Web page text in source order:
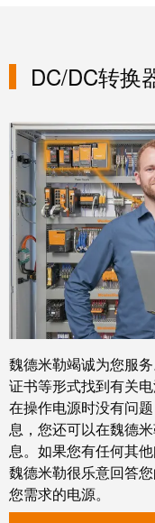
态
电
器
模
拟
信
号
处
理
电
源
电
子
外
壳
雷
司
闻
可
持
续
发
展
的
里
程
碑：
魏
德
米
勒
荣
膺
DC/DC转换
魏德米勒竭诚为您服
证书等形式找到有关
在操作电源时没有问
息，您还可以在魏德
息。如果您有任何其
魏德米勒很乐意回答
您需求的电源。